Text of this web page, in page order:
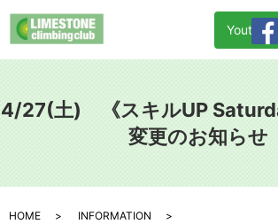
Youtube
4/27(土) 《スキルUP
変更のお知らせ
HOME
INFORMATION